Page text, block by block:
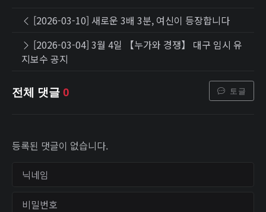
[2026-03-10] 새로운 3배 3분, 여신이 등장합니다
[2026-03-04] 3월 4일 【누가와 경쟁】 대구 임시 유
지보수 공지
전체 댓글 0 토글
등록된 댓글이 없습니다.
닉네임
비밀번호